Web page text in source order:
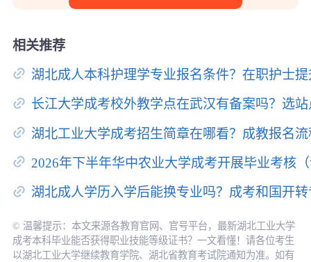
相关推荐
湖北成人本科护理学专业报名条件？在职护士
长江大学成考校外教学点在武汉有备案吗？选
湖北工业大学成考招生简章在哪看？成教报名
2026年下半年华中农业大学成考开展毕业考核
湖北成人学历入学后能换专业吗？成考和国开
© 温馨提示：本文来源各教育官网、官号平台，最新湖北工业大学
成考本科毕业能否获得职业技能等级证书？一文看懂！请各位考生
以湖北工业大学继续教育学院、湖北省教育考试院通知为准。如有